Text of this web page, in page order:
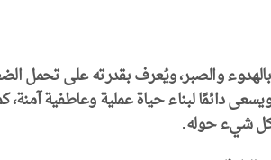
والصبر، ويُعرف بقدرته على تحمل
دائمًا لبناء حياة عملية وعاطفية آمنة،
كل شيء حوله.